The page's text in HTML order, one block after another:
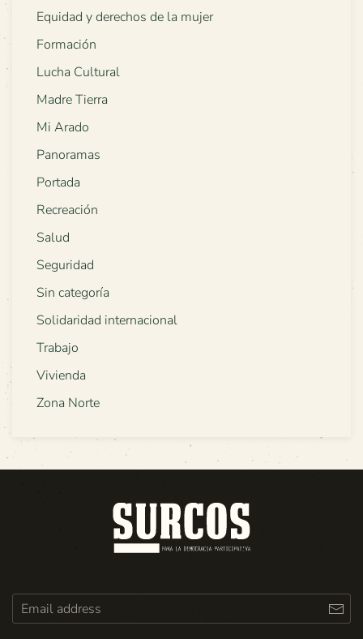
Equidad y derechos de la mujer
Formación
Lucha Cultural
Madre Tierra
Mi Arado
Panoramas
Portada
Recreación
Salud
Seguridad
Sin categoría
Solidaridad internacional
Trabajo
Vivienda
Zona Norte